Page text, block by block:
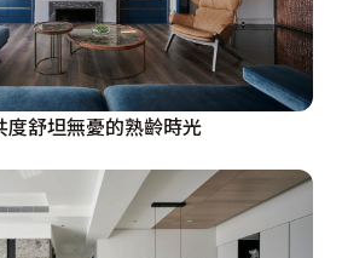
舒坦無憂的熟齡時光